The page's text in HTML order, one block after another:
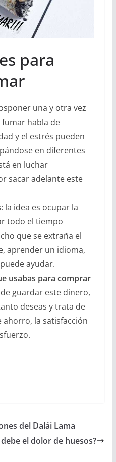
para
una y otra vez
habla de
y el estrés pueden
en diferentes
en luchar
sacar adelante este
: la idea es ocupar la
todo el tiempo
que se extraña el
aprender un idioma,
ayudar.
usabas para comprar
guardar este dinero,
deseas y trata de
la satisfacción
del Dalái Lama
el dolor de huesos?